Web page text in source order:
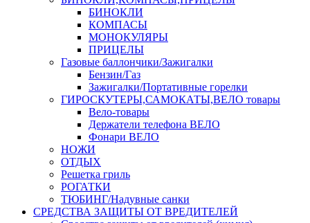
БИНОКЛИ
КОМПАСЫ
МОНОКУЛЯРЫ
ПРИЦЕЛЫ
Газовые баллончики/Зажигалки
Бензин/Газ
Зажигалки/Портативные горелки
ГИРОСКУТЕРЫ,САМОКАТЫ,ВЕЛО товары
Вело-товары
Держатели телефона ВЕЛО
Фонари ВЕЛО
НОЖИ
ОТДЫХ
Решетка гриль
РОГАТКИ
ТЮБИНГ/Надувные санки
СРЕДСТВА ЗАЩИТЫ ОТ ВРЕДИТЕЛЕЙ